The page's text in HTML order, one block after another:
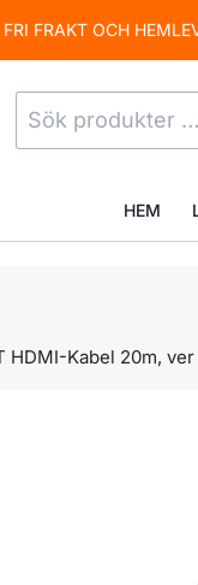
FRI FRAKT OCH
Sök
efter:
HEM
HDMI-Kabel 20m, ver